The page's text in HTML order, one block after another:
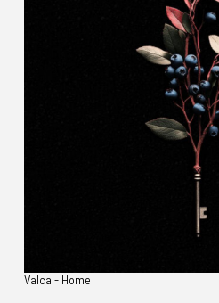
Valca - Home